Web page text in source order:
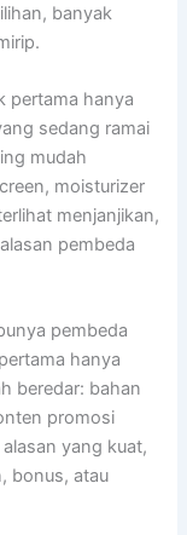
banyak
pertama hanya
sedang ramai
mudah
moisturizer
menjanjikan,
pembeda
pembeda
hanya
beredar: bahan
promosi
yang kuat,
bonus, atau